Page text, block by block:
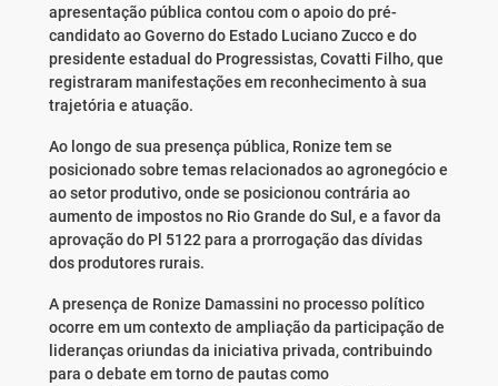
apresentação pública contou com o apoio do pré-
candidato ao Governo do Estado Luciano Zucco e do
presidente estadual do Progressistas, Covatti Filho, que
registraram manifestações em reconhecimento à sua
trajetória e atuação.
Ao longo de sua presença pública, Ronize tem se
posicionado sobre temas relacionados ao agronegócio e
ao setor produtivo, onde se posicionou contrária ao
aumento de impostos no Rio Grande do Sul, e a favor da
aprovação do Pl 5122 para a prorrogação das dívidas
dos produtores rurais.
A presença de Ronize Damassini no processo político
ocorre em um contexto de ampliação da participação de
lideranças oriundas da iniciativa privada, contribuindo
para o debate em torno de pautas como